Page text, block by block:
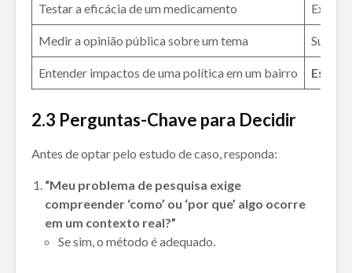
Testar a eficácia de um medicamento
Medir a opinião pública sobre um tema
Entender impactos de uma política em um bairro
2.3 Perguntas-Chave para Decidir
Antes de optar pelo estudo de caso, responda:
“Meu problema de pesquisa exige
compreender ‘como’ ou ‘por que’ algo ocorre
em um contexto real?”
Se sim, o método é adequado.